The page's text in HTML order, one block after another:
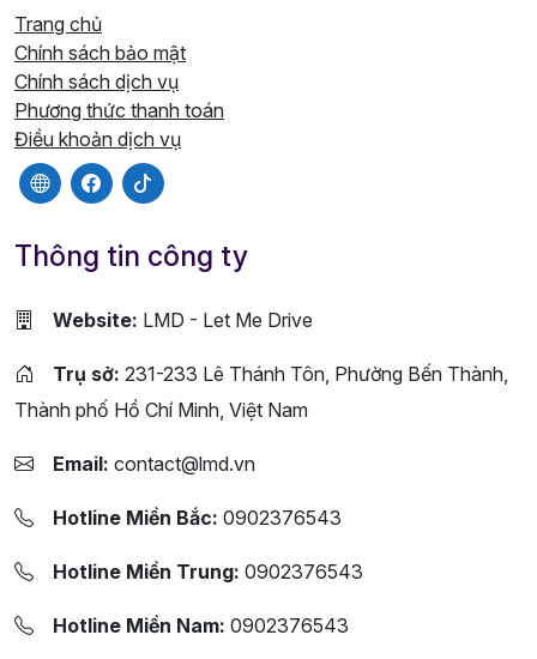
Trang chủ
Chính sách bảo mật
Chính sách dịch vụ
Phương thức thanh toán
Điều khoản dịch vụ
Thông tin công ty
Website: LMD - Let Me Drive
Trụ sở: 231-233 Lê Thánh Tôn, Phường Bến Thành,
Thành phố Hồ Chí Minh, Việt Nam
Email: contact@lmd.vn
Hotline Miền Bắc: 0902376543
Hotline Miền Trung: 0902376543
Hotline Miền Nam: 0902376543